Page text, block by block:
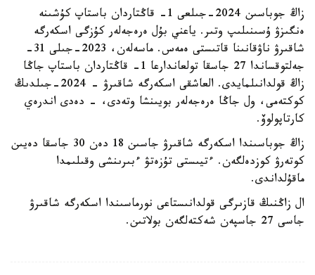
زاڭ جوباسىن 2024-جىلعى 1- قاڭتاردان باستاپ كۇشىنە
ەنگىزۋ ۇسىنىلىپ وتىر. ياعني بۇل ەرەجەلەر كۇزگى اسكەرگە
شاقىرۋ ناۋقانىنا قاتىستى ەمەس. ماسەلەن، 2023-جىلى 31-
جەلتوقساندا 27 جاسقا تولعاندارعا 1- قاڭتاردان باستاپ جاڭا
زاڭ قولدانىلمايدى. العاشقى اسكەرگە شاقىرۋ - 2024-جىلدىڭ
كوكتەمى، ول جاڭا ەرەجەلەر بويىنشا وتەدى، - دەدى اندرەي
كارتاپولوۆ.
زاڭ جوباسىندا اسكەرگە شاقىرۋ جاسىن 18 دەن 30 جاسقا دەيىن
كوتەرۋ كوزدەلگەن. ءتيىستى تۇزەتۋ ءبىرىنشى وقىلىمدا
ماقۇلداندى.
ال زاڭنىڭ قازىرگى قولدانىستاعى نورماسىندا اسكەرگە شاقىرۋ
جاسى 27 جاسپەن شەكتەلگەن بولاتىن.